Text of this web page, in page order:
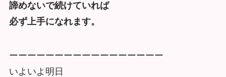
諦めないで続けていれば
必ず上手になれます。
ーーーーーーーーーーーーーーーーー
いよいよ明日